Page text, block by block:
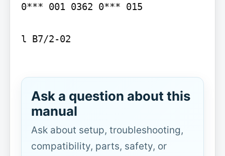
0*** 001 0362 0*** 015
l B7/2-02
Ask a question about this
manual
Ask about setup, troubleshooting,
compatibility, parts, safety, or